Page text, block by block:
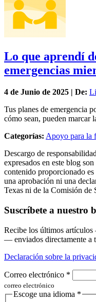
Lo que aprendí
emergencias
4 de Junio de 2025 | De:
Tus planes de emergencia
cómo sean, pueden marcar
Categorías: Apoyo para la
Descargo de
expresados en este blog
contenido proporcionado
una aprobación ni una
Texas ni de la Comisión de
Suscríbete a nuestro
Recibe los últimos
— enviados directamente a
Declaración sobre la
Correo electrónico *
correo electrónico
Escoge una idioma *